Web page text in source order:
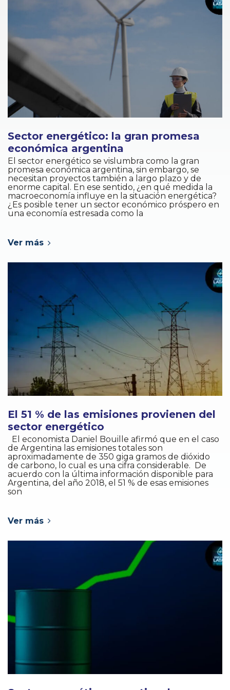
Sector energético: la gran promesa
económica argentina
El sector energético se vislumbra como la gran
promesa económica argentina, sin embargo, se
necesitan proyectos también a largo plazo y de
enorme capital. En ese sentido, ¿en qué medida la
macroeconomía influye en la situación energética?
¿Es posible tener un sector económico próspero en
una economía estresada como la
Ver más
El 51 % de las emisiones provienen del
sector energético
El economista Daniel Bouille afirmó que en el caso
de Argentina las emisiones totales son
aproximadamente de 350 giga gramos de dióxido
de carbono, lo cual es una cifra considerable. De
acuerdo con la última información disponible para
Argentina, del año 2018, el 51 % de esas emisiones
son
Ver más